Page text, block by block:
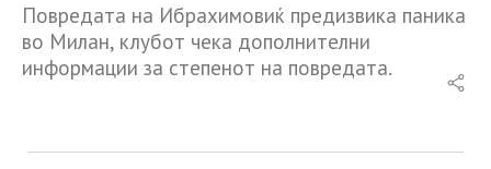
Повредата на Ибрахимовиќ предизвика паника
во Милан, клубот чека дополнителни
информации за степенот на повредата.